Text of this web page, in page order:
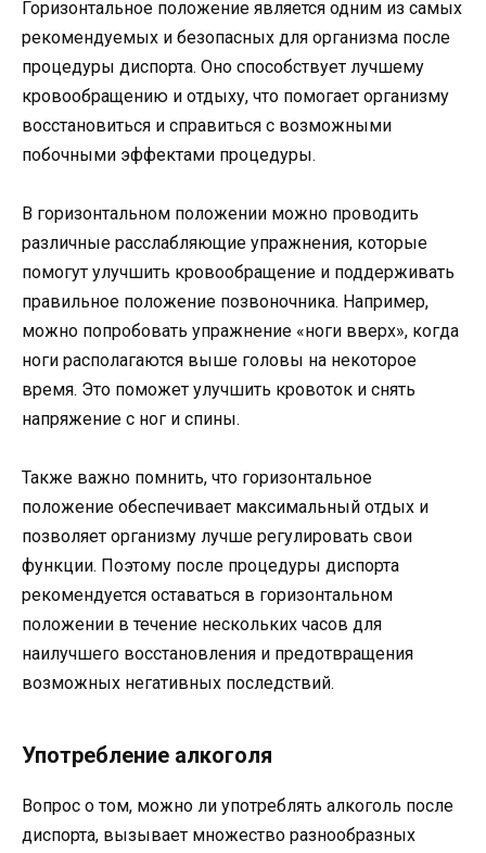
Горизонтальное положение является одним из самых
рекомендуемых и безопасных для организма после
процедуры диспорта. Оно способствует лучшему
кровообращению и отдыху, что помогает организму
восстановиться и справиться с возможными
побочными эффектами процедуры.
В горизонтальном положении можно проводить
различные расслабляющие упражнения, которые
помогут улучшить кровообращение и поддерживать
правильное положение позвоночника. Например,
можно попробовать упражнение «ноги вверх», когда
ноги располагаются выше головы на некоторое
время. Это поможет улучшить кровоток и снять
напряжение с ног и спины.
Также важно помнить, что горизонтальное
положение обеспечивает максимальный отдых и
позволяет организму лучше регулировать свои
функции. Поэтому после процедуры диспорта
рекомендуется оставаться в горизонтальном
положении в течение нескольких часов для
наилучшего восстановления и предотвращения
возможных негативных последствий.
Употребление алкоголя
Вопрос о том, можно ли употреблять алкоголь после
диспорта, вызывает множество разнообразных